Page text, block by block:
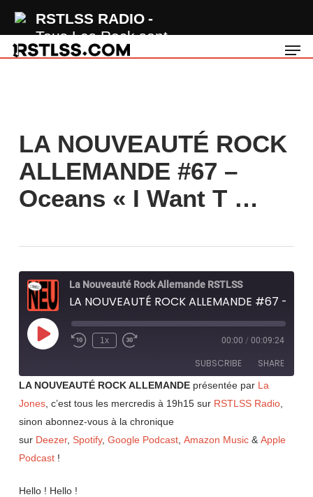
RSTLSS RADIO
Tous Les Rock sont
sur RSTLSS
main
LA NOUVEAUTÉ ROCK
ALLEMANDE #67 –
Oceans « I Want T …
La Nouveauté Rock Allemande RSTLSS
Play
Episode Rewind
1x
Fast
seconds
00:00 / 00:09:24
SUBSCRIBE SHARE
RSS FEED
SHARE
LINK
EMBED
LA NOUVEAUTÉ ROCK ALLEMANDEprésentée par La
Jones, c’est tous les mercredis à 19h15 surRSTLSS Radio,
sinon abonnez-vous à la chronique
sur Deezer, Spotify, Google Podcast, Amazon Music& Apple
Podcast!
Hello ! Hello !